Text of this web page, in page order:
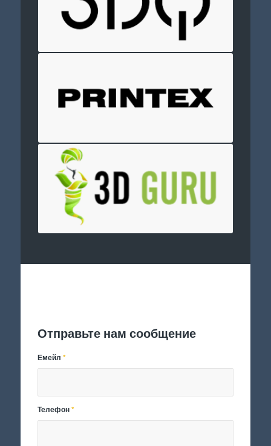
Отправьте нам сообщение
Емейл*
Телефон*